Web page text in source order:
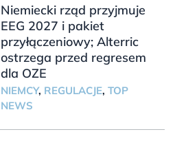
Niemiecki rząd przyjmuje
EEG 2027 i pakiet
przyłączeniowy; Alterric
ostrzega przed regresem
dla OZE
NIEMCY, REGULACJE, TOP
NEWS